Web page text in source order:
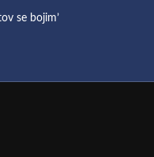
se bojim’